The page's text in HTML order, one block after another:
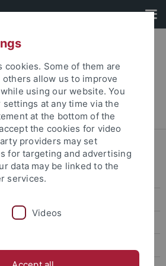
Sciences
Lageplan und Anreise
cookies. Some of them are
others allow us to improve
using our website. You
settings at any time via the
at the bottom of the
the cookies for video
providers may set
for targeting and advertising
data may be linked to the
services.
Videos